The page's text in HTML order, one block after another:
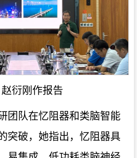
赵衍刚作报告
团队在忆阻器和类脑智能
突破，她指出，忆阻器具